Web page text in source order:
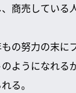
商売している
の努力の末に
ようになれる
る。